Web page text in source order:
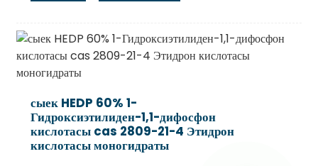
сыек HEDP 60% 1-
Гидроксиэтилиден-1,1-дифосфон
кислотасы cas 2809-21-4 Этидрон
кислотасы моногидраты